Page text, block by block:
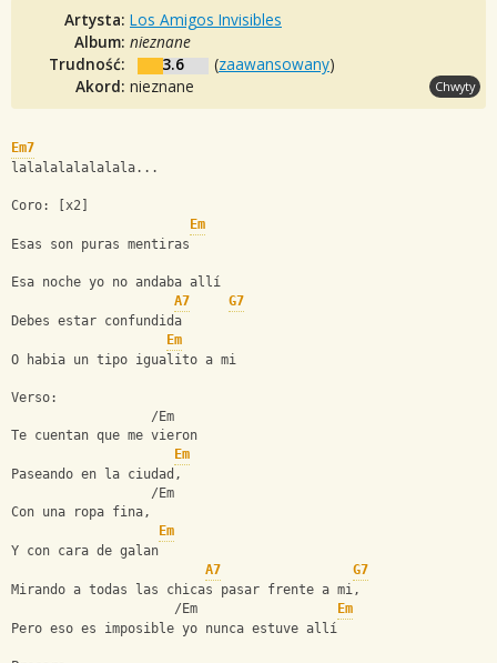
Artysta: Los Amigos Invisibles
Album: nieznane
Trudność:
3.6 (zaawansowany)
Akord: nieznane Chwyty
Em7
lalalalalalalala...
Coro: [x2]
Em
Esas son puras mentiras
Esa noche yo no andaba allí
A7
G7
Debes estar confundida
Em
O habia un tipo igualito a mi
Verso:
                  /Em
Te cuentan que me vieron
Em
Paseando en la ciudad,
                  /Em
Con una ropa fina,
Em
Y con cara de galan
A7
G7
Mirando a todas las chicas pasar frente a mi,
                     /Em
Em
Pero eso es imposible yo nunca estuve allí